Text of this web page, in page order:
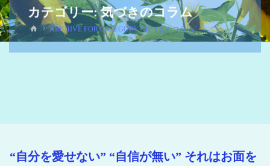
会
_
摂
海
カテゴリー:気づきのコラム
ARCHIVE FOR CATEGORY "気づきのコラム"
“自分を愛せない” “自信が無い” それはお面を